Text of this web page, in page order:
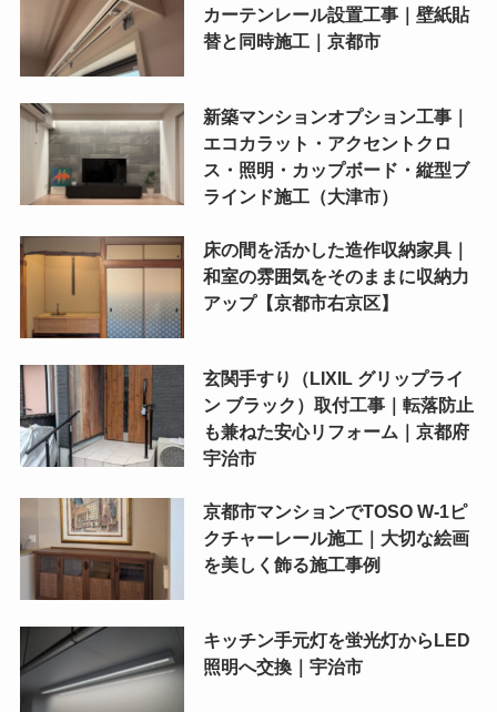
カーテンレール設置工事｜壁紙貼
替と同時施工｜京都市
新築マンションオプション工事｜
エコカラット・アクセントクロ
ス・照明・カップボード・縦型ブ
ラインド施工（大津市）
床の間を活かした造作収納家具｜
和室の雰囲気をそのままに収納力
アップ【京都市右京区】
玄関手すり（LIXIL グリップライ
ン ブラック）取付工事｜転落防止
も兼ねた安心リフォーム｜京都府
宇治市
京都市マンションでTOSO W-1ピ
クチャーレール施工｜大切な絵画
を美しく飾る施工事例
キッチン手元灯を蛍光灯からLED
照明へ交換｜宇治市